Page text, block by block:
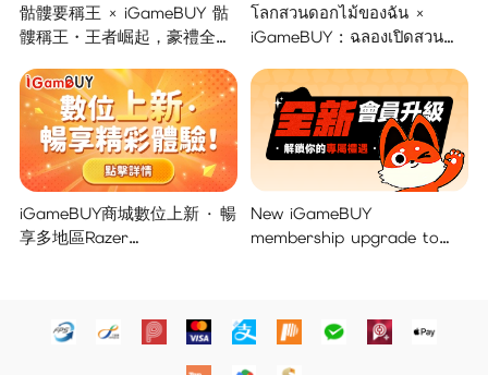
骷髏要稱王 × iGameBUY 骷
髏稱王・王者崛起，豪禮全面
โลกสวนดอกไม้ของฉัน ×
iGameBUY : ฉลองเปิดสวน
iGameBUY商城數位上新 · 暢
享多地區Razer
New iGameBUY
membership upgrade to